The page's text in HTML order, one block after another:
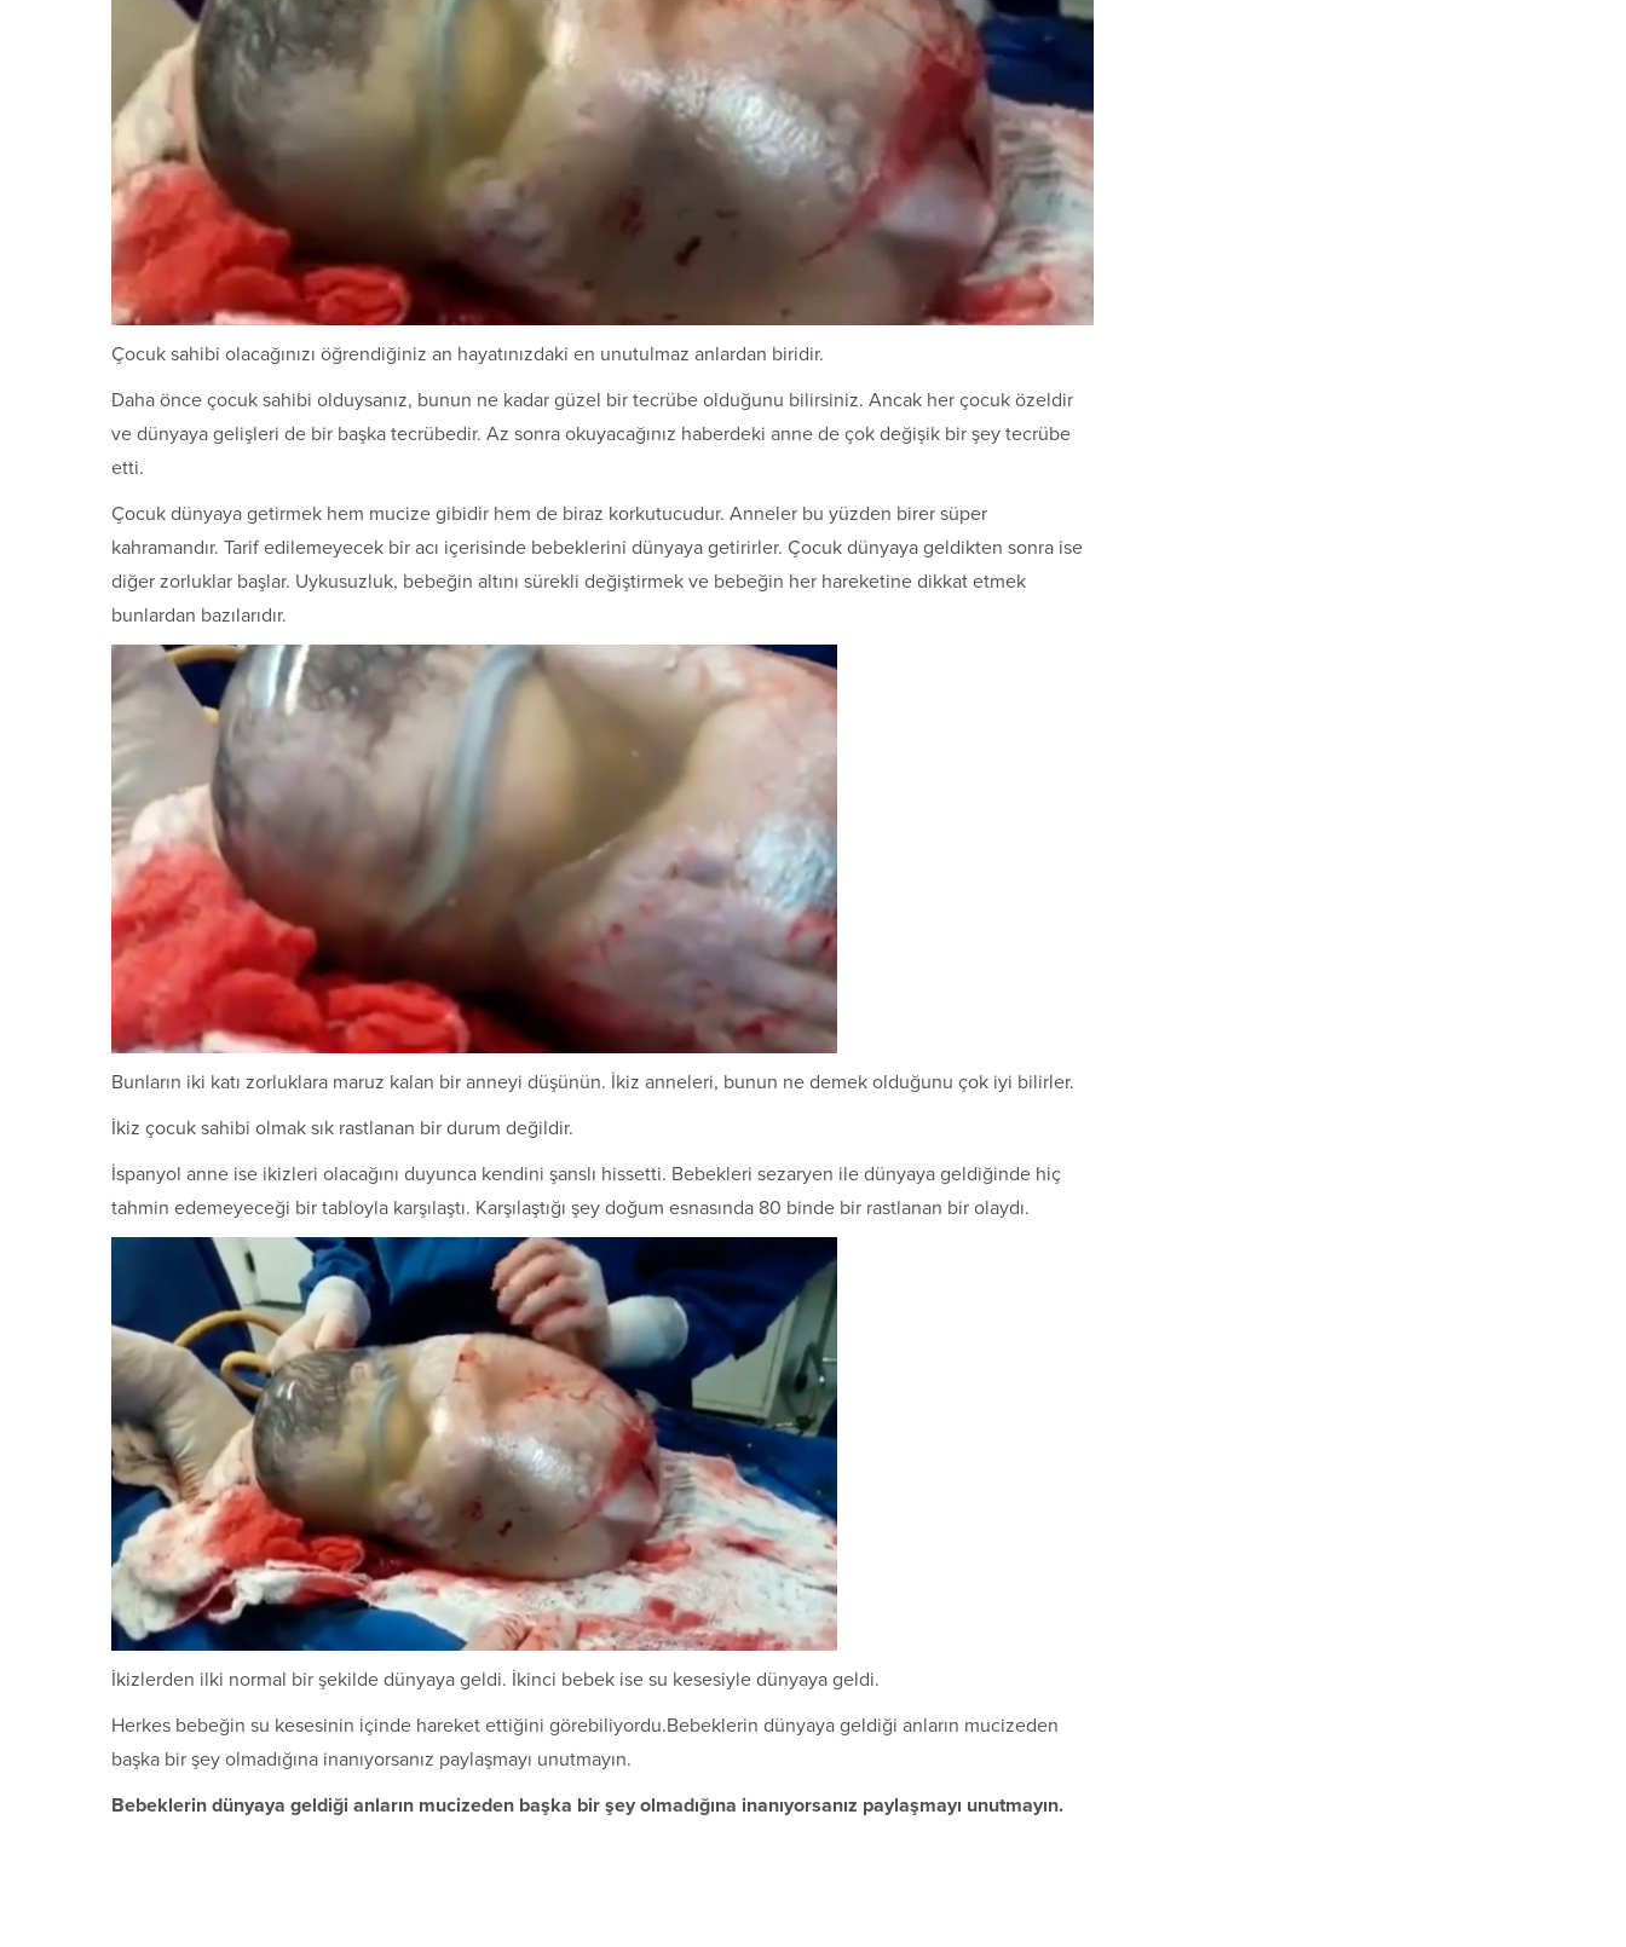
Çocuk sahibi olacağınızı öğrendiğiniz an hayatınızdaki en unutulmaz anlardan biridir.
Daha önce çocuk sahibi olduysanız, bunun ne kadar güzel bir tecrübe olduğunu bilirsiniz. Ancak her çocuk özeldir
ve dünyaya gelişleri de bir başka tecrübedir. Az sonra okuyacağınız haberdeki anne de çok değişik bir şey tecrübe
etti.
Çocuk dünyaya getirmek hem mucize gibidir hem de biraz korkutucudur. Anneler bu yüzden birer süper
kahramandır. Tarif edilemeyecek bir acı içerisinde bebeklerini dünyaya getirirler. Çocuk dünyaya geldikten sonra ise
diğer zorluklar başlar. Uykusuzluk, bebeğin altını sürekli değiştirmek ve bebeğin her hareketine dikkat etmek
bunlardan bazılarıdır.
Bunların iki katı zorluklara maruz kalan bir anneyi düşünün. İkiz anneleri, bunun ne demek olduğunu çok iyi bilirler.
İkiz çocuk sahibi olmak sık rastlanan bir durum değildir.
İspanyol anne ise ikizleri olacağını duyunca kendini şanslı hissetti. Bebekleri sezaryen ile dünyaya geldiğinde hiç
tahmin edemeyeceği bir tabloyla karşılaştı. Karşılaştığı şey doğum esnasında 80 binde bir rastlanan bir olaydı.
İkizlerden ilki normal bir şekilde dünyaya geldi. İkinci bebek ise su kesesiyle dünyaya geldi.
Herkes bebeğin su kesesinin içinde hareket ettiğini görebiliyordu.Bebeklerin dünyaya geldiği anların mucizeden
başka bir şey olmadığına inanıyorsanız paylaşmayı unutmayın.
Bebeklerin dünyaya geldiği anların mucizeden başka bir şey olmadığına inanıyorsanız paylaşmayı unutmayın.